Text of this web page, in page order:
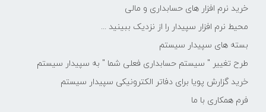
خرید نرم افزار های حسابداری و مالی
محیط نرم افزار سپیدار را از نزدیک ببینید ...
بسته های سپیدار سیستم
طرح تغییر " سیستم حسابداری فعلی شما " به سپیدار سیستم
خرید گزارش پویا برای دفاتر الکترونیکی سپیدار سیستم
فرم همکاری با ما